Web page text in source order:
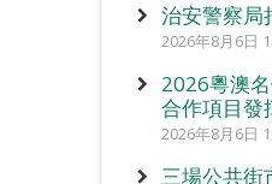
治安警察局
2026年8月6日
2026粵澳
合作項目發
2026年8月6日
三場公共街